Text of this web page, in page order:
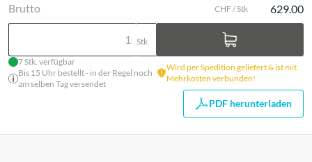
Brutto CHF / Stk 629.00
Stk
7 Stk. verfügbar
Bis 15 Uhr bestellt - in der Regel noch
am selben Tag versendet
Wird per Spedition geliefert & ist mit
Mehrkosten verbunden!
PDF herunterladen